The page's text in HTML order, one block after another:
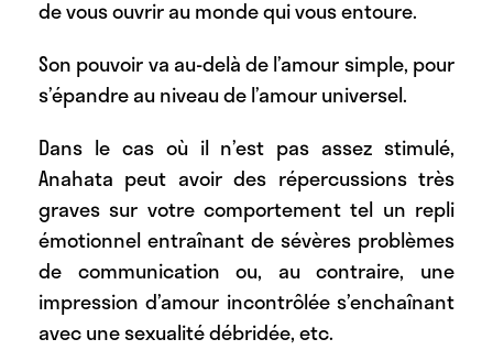
de vous ouvrir au monde qui vous entoure.
Son pouvoir va au-delà de l’amour simple, pour
s’épandre au niveau de l’amour universel.
Dans le cas où il n’est pas assez stimulé,
Anahata peut avoir des répercussions très
graves sur votre comportement tel un repli
émotionnel entraînant de sévères problèmes
de communication ou, au contraire, une
impression d’amour incontrôlée s’enchaînant
avec une sexualité débridée, etc.